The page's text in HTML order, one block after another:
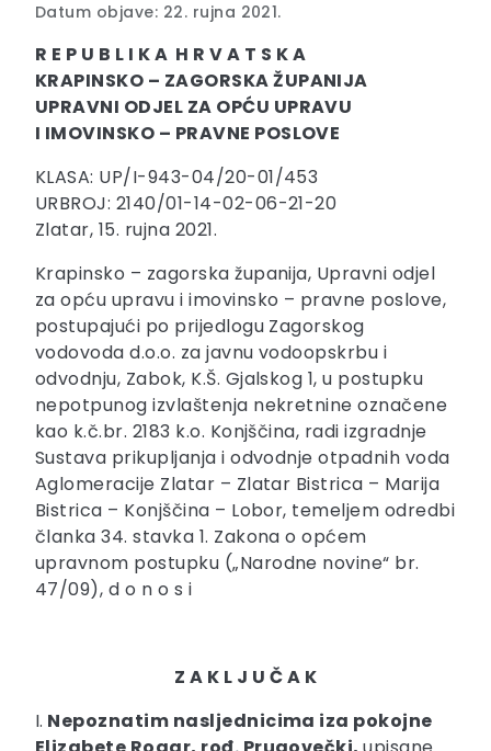
Datum objave: 22. rujna 2021.
R E P U B L I K A H R V A T S K A
KRAPINSKO – ZAGORSKA ŽUPANIJA
UPRAVNI ODJEL ZA OPĆU UPRAVU
I IMOVINSKO – PRAVNE POSLOVE
KLASA: UP/I-943-04/20-01/453
URBROJ: 2140/01-14-02-06-21-20
Zlatar, 15. rujna 2021.
Krapinsko – zagorska županija, Upravni odjel
za opću upravu i imovinsko – pravne poslove,
postupajući po prijedlogu Zagorskog
vodovoda d.o.o. za javnu vodoopskrbu i
odvodnju, Zabok, K.Š. Gjalskog 1, u postupku
nepotpunog izvlaštenja nekretnine označene
kao k.č.br. 2183 k.o. Konjščina, radi izgradnje
Sustava prikupljanja i odvodnje otpadnih voda
Aglomeracije Zlatar – Zlatar Bistrica – Marija
Bistrica – Konjščina – Lobor, temeljem odredbi
članka 34. stavka 1. Zakona o općem
upravnom postupku („Narodne novine“ br.
47/09), d o n o s i
Z A K L J U Č A K
I. Nepoznatim nasljednicima iza pokojne